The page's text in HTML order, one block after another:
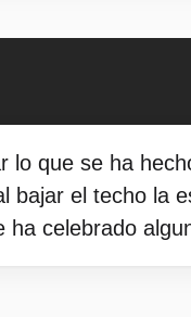
lo que se ha
bajar el techo la
ha celebrado